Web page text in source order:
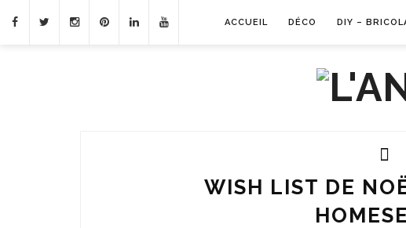
ACCUEIL DÉCO DIY –
WISH LIST DE